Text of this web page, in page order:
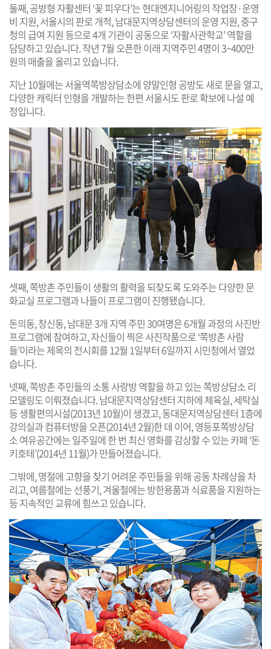
둘째, 공방형 자활센터 ‘꽃 피우다’는 현대엔지니어링의 작업장·운영
비 지원, 서울시의 판로 개척, 남대문지역상담센터의 운영 지원, 중구
청의 급여 지원 등으로 4개 기관이 공동으로 ‘자활사관학교’ 역할을
담당하고 있습니다. 작년 7월 오픈한 이래 지역주민 4명이 3~400만
원의 매출을 올리고 있습니다.
지난 10월에는 서울역쪽방상담소에 양말인형 공방도 새로 문을 열고,
다양한 캐릭터 인형을 개발하는 한편 서울시도 판로 확보에 나설 예
정입니다.
셋째, 쪽방촌 주민들이 생활의 활력을 되찾도록 도와주는 다양한 문
화교실 프로그램과 나들이 프로그램이 진행됐습니다.
돈의동, 창신동, 남대문 3개 지역 주민 30여명은 6개월 과정의 사진반
프로그램에 참여하고, 자신들이 찍은 사진작품으로 ‘쪽방촌 사람
들’이라는 제목의 전시회를 12월 1일부터 6일까지 시민청에서 열었
습니다.
넷째, 쪽방촌 주민들의 소통 사랑방 역할을 하고 있는 쪽방상담소 리
모델링도 이뤄졌습니다. 남대문지역상담센터 지하에 체육실, 세탁실
등 생활편의시설(2013년 10월)이 생겼고, 동대문지역상담센터 1층에
강의실과 컴퓨터방을 오픈(2014년 2월)한 데 이어, 영등포쪽방상담
소 여유공간에는 일주일에 한 번 최신 영화를 감상할 수 있는 카페 ‘돈
키호테’(2014년 11월)가 만들어졌습니다.
그밖에, 명절에 고향을 찾기 어려운 주민들을 위해 공동 차례상을 차
리고, 여름철에는 선풍기, 겨울철에는 방한용품과 식료품을 지원하는
등 지속적인 교류에 힘쓰고 있습니다.